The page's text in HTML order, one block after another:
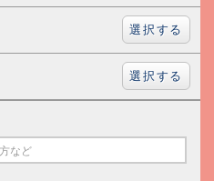
選択する
選択する